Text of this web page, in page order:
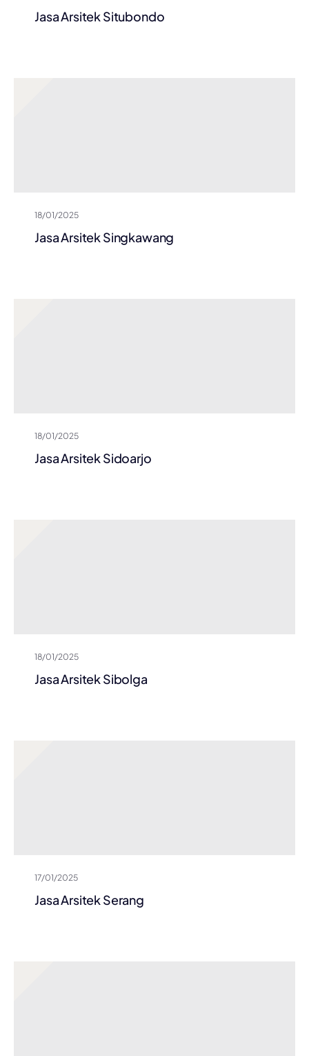
Jasa Arsitek Situbondo
18/01/2025
Jasa Arsitek Singkawang
18/01/2025
Jasa Arsitek Sidoarjo
18/01/2025
Jasa Arsitek Sibolga
17/01/2025
Jasa Arsitek Serang